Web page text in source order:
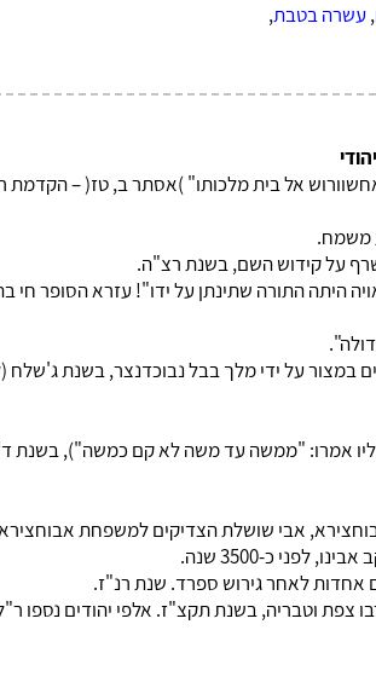
,עשרה בטבת,
אל בית מלכותו" )אסתר ב, טז( – הקדמת
משמח.
על קידוש השם, בשנת רצ"ה.
היתה התורה שתינתן על ידו"! עזרא הסופר חי
אמרו: "ממשה עד משה לא קם כמשה"), בשנת
אבי שושלת הצדיקים למשפחת
לפני כ-3500 שנה.
אחדות לאחר גירוש ספרד. שנת רנ"ז.
צפת וטבריה, בשנת תקצ"ז. אלפי יהודים נספו